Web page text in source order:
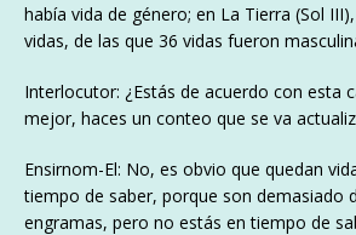
había vida de género; en La Tierra (Sol
vidas, de las que 36 vidas fueron
Interlocutor: ¿Estás de acuerdo con esta
mejor, haces un conteo que se va
Ensirnom-El: No, es obvio que quedan
tiempo de saber, porque son demasiado
engramas, pero no estás en tiempo de